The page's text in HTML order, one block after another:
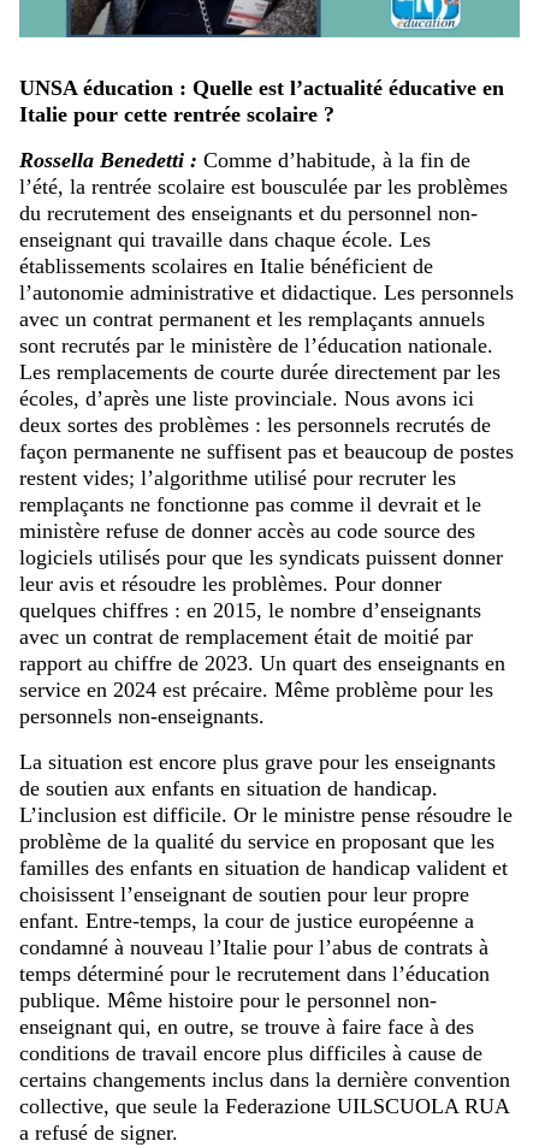
UNSA éducation : Quelle est l’actualité éducative en
Italie pour cette rentrée scolaire ?
Rossella Benedetti : Comme d’habitude, à la fin de
l’été, la rentrée scolaire est bousculée par les problèmes
du recrutement des enseignants et du personnel non-
enseignant qui travaille dans chaque école. Les
établissements scolaires en Italie bénéficient de
l’autonomie administrative et didactique. Les personnels
avec un contrat permanent et les remplaçants annuels
sont recrutés par le ministère de l’éducation nationale.
Les remplacements de courte durée directement par les
écoles, d’après une liste provinciale. Nous avons ici
deux sortes des problèmes : les personnels recrutés de
façon permanente ne suffisent pas et beaucoup de postes
restent vides; l’algorithme utilisé pour recruter les
remplaçants ne fonctionne pas comme il devrait et le
ministère refuse de donner accès au code source des
logiciels utilisés pour que les syndicats puissent donner
leur avis et résoudre les problèmes. Pour donner
quelques chiffres : en 2015, le nombre d’enseignants
avec un contrat de remplacement était de moitié par
rapport au chiffre de 2023. Un quart des enseignants en
service en 2024 est précaire. Même problème pour les
personnels non-enseignants.
La situation est encore plus grave pour les enseignants
de soutien aux enfants en situation de handicap.
L’inclusion est difficile. Or le ministre pense résoudre le
problème de la qualité du service en proposant que les
familles des enfants en situation de handicap valident et
choisissent l’enseignant de soutien pour leur propre
enfant. Entre-temps, la cour de justice européenne a
condamné à nouveau l’Italie pour l’abus de contrats à
temps déterminé pour le recrutement dans l’éducation
publique. Même histoire pour le personnel non-
enseignant qui, en outre, se trouve à faire face à des
conditions de travail encore plus difficiles à cause de
certains changements inclus dans la dernière convention
collective, que seule la Federazione UILSCUOLA RUA
a refusé de signer.